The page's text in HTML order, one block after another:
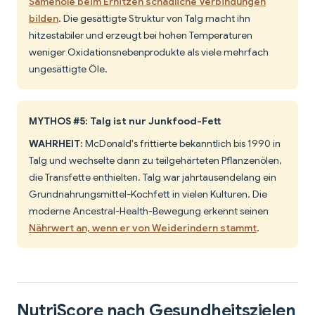
bilden. Die gesättigte Struktur von Talg macht ihn
hitzestabiler und erzeugt bei hohen Temperaturen
weniger Oxidationsnebenprodukte als viele mehrfach
ungesättigte Öle.
MYTHOS #5: Talg ist nur Junkfood-Fett
WAHRHEIT: McDonald's frittierte bekanntlich bis 1990 in
Talg und wechselte dann zu teilgehärteten Pflanzenölen,
die Transfette enthielten. Talg war jahrtausendelang ein
Grundnahrungsmittel-Kochfett in vielen Kulturen. Die
moderne Ancestral-Health-Bewegung erkennt seinen
Nährwert an, wenn er von Weiderindern stammt.